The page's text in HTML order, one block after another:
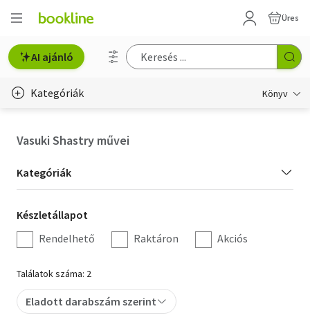
Üres
AI ajánló
Kategóriák Könyv
Hobbi, szabadidő
Irodalom
Művészet
Szakkönyv
Vasuki Shastry művei
Kategória
szűrés
Kategóriák
Készletállapot
szűrés
Készletállapot
Rendelhető
Raktáron Akciós
Találatok száma: 2
Eladott darabszám szerint